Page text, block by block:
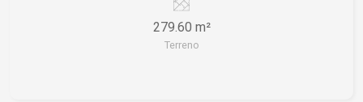
ideal ou um empreendimento lucrativo.
Características do Imóvel ? Terreno amplo
garantindo liberdade para projetar seu espaço
279.60 m²
Terreno